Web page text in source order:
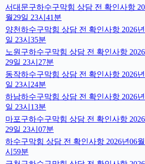
서대문구하수구막힘 상담 전 확인사항
월29일 23시41분
양천하수구막힘 상담 전 확인사항 2026
일 23시35분
노원구하수구막힘 상담 전 확인사항
29일 23시27분
동작하수구막힘 상담 전 확인사항 2026
일 23시24분
하남하수구막힘 상담 전 확인사항 2026
일 23시13분
마포구하수구막힘 상담 전 확인사항
29일 23시07분
하수구막힘 상담 전 확인사항 2026년06
시59분